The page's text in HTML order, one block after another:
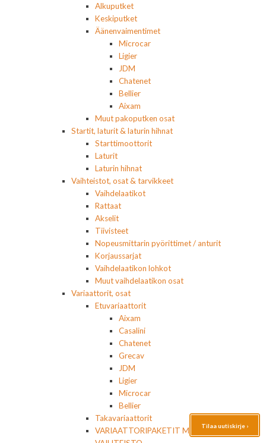
Alkuputket
Keskiputket
Äänenvaimentimet
Microcar
Ligier
JDM
Chatenet
Bellier
Aixam
Muut pakoputken osat
Startit, laturit & laturin hihnat
Starttimoottorit
Laturit
Laturin hihnat
Vaihteistot, osat & tarvikkeet
Vaihdelaatikot
Rattaat
Akselit
Tiivisteet
Nopeusmittarin pyörittimet / anturit
Korjaussarjat
Vaihdelaatikon lohkot
Muut vaihdelaatikon osat
Variaattorit, osat
Etuvariaattorit
Aixam
Casalini
Chatenet
Grecav
JDM
Ligier
Microcar
Bellier
Takavariaattorit
VARIAATTORIPAKETIT MOOTTORI+
Tilaa uutiskirje ›